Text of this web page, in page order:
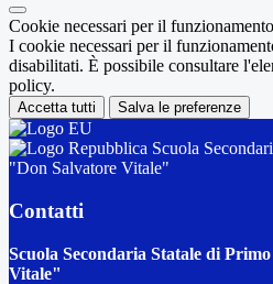
Cookie necessari per il funzionamento
I cookie necessari per il
disabilitati. È possibile consultare
policy.
Accetta tutti Salva le preferenze
Scuola
"Don Salvatore Vitale"
Contatti
Scuola Secondaria Statale di
Vitale"